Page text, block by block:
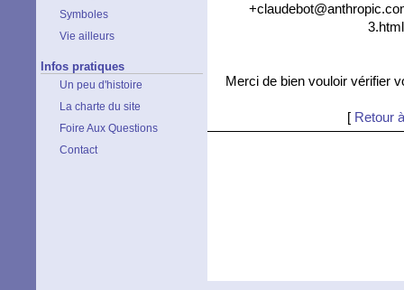
Symboles
Vie ailleurs
Infos pratiques
Un peu d'histoire
La charte du site
Foire Aux Questions
Contact
Merci de bien vouloir vérifier
[ Retour